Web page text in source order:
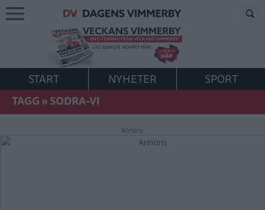
START NYHETER
SPORT
TAGG»SODRA-VI
Annons: